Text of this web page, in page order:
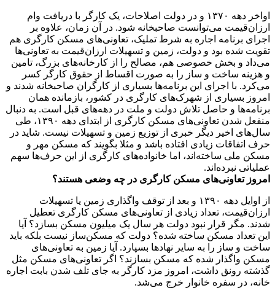
اواخر دهه ۱۳۷۰ و در دولت اصلاحات، یک کارگر با دریافت وام
ارزان‌قیمت می‌توانست صاحبخانه شود. در آن زمان، علاوه بر
اجرای برنامه اجاره به شرط تملیک، تعاونی‌های مسکن کارگری هم
تقویت شده بود و دولت، زمین و تسهیلات ارزان‌قیمت به تعاونی‌ها
می‌داد و بخش خصوصی هم، مصالح را از کارخانه‌های بزرگ، تامین
و هزینه ساخت و ساز را به صورت اقساط از حقوق کارگر کسر
می‌کرد. با اجرای این برنامه‌ها بسیاری از کارگران صاحبخانه شدند و
امروز بسیاری از شهرک‌های کارگری در کشور، بازمانده همان
برنامه‌ها و حاصل تلاش دولت و ملت در دهه‌های قبل است. به دنبال
منفعل شدن تعاونی‌های مسکن کارگری از ابتدای دهه ۱۳۹۰، طی
سال‌های اخیر دیگر خبری از توزیع زمین و تسهیلات نیست. شاید در
حرف اتفاقات زیادی افتاده باشد و مثلا بگویند که مسکن مهر و
مسکن ملی ساخته‌اند، اما خانواده‌های کارگری از این حرف‌ها سهم
عملیاتی نبرده‌اند.
امروز تعاونی‌های مسکن کارگری در چه وضعی هستند؟
از اوایل دهه ۱۳۹۰ و بعد از توقف واگذاری زمین یا تسهیلات
ارزان‌قیمت، تعداد زیادی از تعاونی‌های مسکن کارگری تعطیل
شدند. مگر قرار نبود دولت هر سال یک میلیون مسکن بسازد؟ آیا
این تعداد مسکن ساخته شده؟ دولت که مسکن‌ساز نیست بلکه باید
ساخت و ساز را به سایر نهادها بسپارد. آیا زمین به تعاونی‌های
مسکن واگذار شده که مسکن بسازند؟ اگر تعاونی‌های مسکن مثل
گذشته رونق داشت، امروز مزد کارگر به جای تلف شدن بابت اجاره
خانه، در سفره خانوار خرج می‌شد.